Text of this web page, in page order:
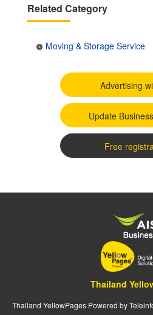
Related Category
Moving & Storage Service
Advertising
Update
Free
Thailand
Thailand YellowPages Powered by